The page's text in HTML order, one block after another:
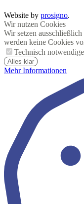
Website by prosigno.
Wir nutzen Cookies
Wir setzen
werden keine Cookies
Technisch
Alles klar
Mehr Informationen